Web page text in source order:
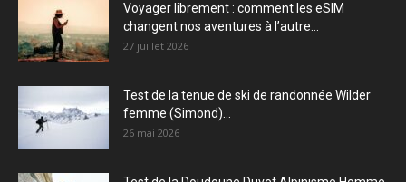
Voyager librement : comment les eSIM
changent nos aventures à l’autre...
27 juillet 2026
Test de la tenue de ski de randonnée Wilder
femme (Simond)...
26 mai 2026